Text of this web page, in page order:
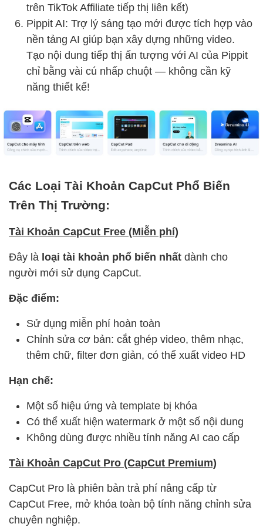
trên TikTok Affiliate tiếp thị liên kết)
Pippit AI: Trợ lý sáng tạo mới được tích hợp vào
nền tảng AI giúp bạn xây dựng những video.
Tạo nội dung tiếp thị ấn tượng với AI của Pippit
chỉ bằng vài cú nhấp chuột — không cần kỹ
năng thiết kế!
Các Loại Tài Khoản CapCut Phổ Biến
Trên Thị Trường:
Tài Khoản CapCut Free (Miễn phí)
Đây là loại tài khoản phổ biến nhất dành cho
người mới sử dụng CapCut.
Đặc điểm:
Sử dụng miễn phí hoàn toàn
Chỉnh sửa cơ bản: cắt ghép video, thêm nhạc,
thêm chữ, filter đơn giản, có thể xuất video HD
Hạn chế:
Một số hiệu ứng và template bị khóa
Có thể xuất hiện watermark ở một số nội dung
Không dùng được nhiều tính năng AI cao cấp
Tài Khoản CapCut Pro (CapCut Premium)
CapCut Pro là phiên bản trả phí nâng cấp từ
CapCut Free, mở khóa toàn bộ tính năng chỉnh sửa
chuyên nghiệp.